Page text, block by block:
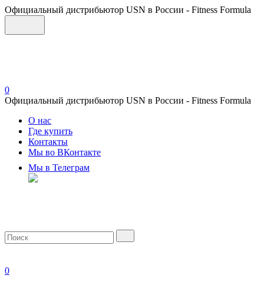
Официальный дистрибьютор USN в России - Fitness Formula
0
Официальный дистрибьютор USN в России - Fitness Formula
О нас
Где купить
Контакты
Мы во ВКонтакте
Мы в Телеграм
0